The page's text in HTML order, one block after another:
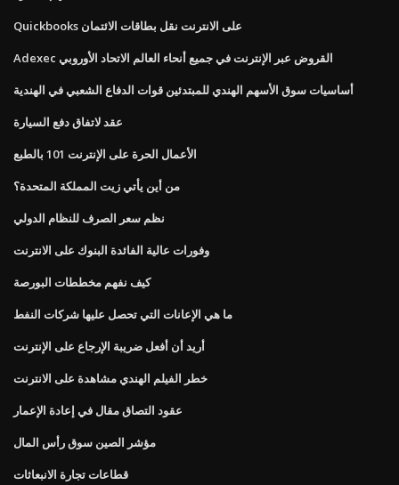
Quickbooks على الانترنت نقل بطاقات الائتمان
Adexec القروض عبر الإنترنت في جميع أنحاء العالم الاتحاد الأوروبي
أساسيات سوق الأسهم الهندي للمبتدئين قوات الدفاع الشعبي في الهندية
عقد لاتفاق دفع السيارة
الأعمال الحرة على الإنترنت 101 بالطبع
من أين يأتي زيت المملكة المتحدة؟
نظم سعر الصرف للنظام الدولي
وفورات عالية الفائدة البنوك على الانترنت
كيف نفهم مخططات البورصة
ما هي الإعانات التي تحصل عليها شركات النفط
أريد أن أفعل ضريبة الإرجاع على الإنترنت
خطر الفيلم الهندي مشاهدة على الانترنت
عقود التصاق مقال في إعادة الإعمار
مؤشر الصين سوق رأس المال
قطاعات تجارة الانبعاثات